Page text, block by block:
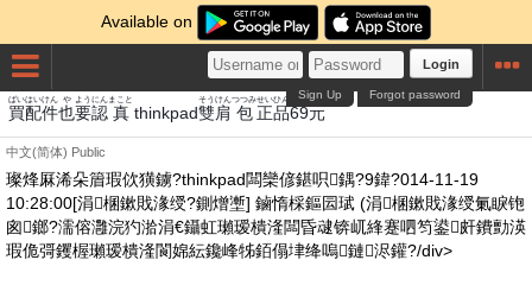
Available on
Login
Forgot password
Sign Up
買
ばい
配
はい
件
けん
也
や
要
よう
認
にん
真
まこと
thinkpad雙肩
そうけん
包
つつみ
正
せい
品
ひん
69元
もと
中文(简体) Public
璨烽厤浠朵篃瑕佽獚鐪?thinkpad闆欒偐鍖呮鍝?9鍏?014-11-19
10:28:00[涓棞鏉戝湪绶?鍘熷壍] 鏀惰棌鏂囩珷 (涓棞鏉戝湪绶氭睙铇
囪鎯?濡傛灉浣犳湁涓€鑷虹瓎瑷樻湰闆昏叇锛屼綘蹇呬笉鍙皯鐨勯渶
瑕佹彁钁楃瓎瑷樻湰閬婂紜鑱峰牬銆傝垏绛嗚鏈浕鑵?/div>